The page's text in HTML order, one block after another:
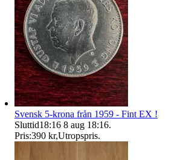
Svensk 5-krona från 1959 - Fint EX !
Sluttid18:16 8 aug 18:16.
Pris:390 kr,Utropspris.